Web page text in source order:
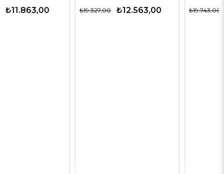
₺12.563,00
₺19.327,00 ₺9.872,00
₺19.743,00